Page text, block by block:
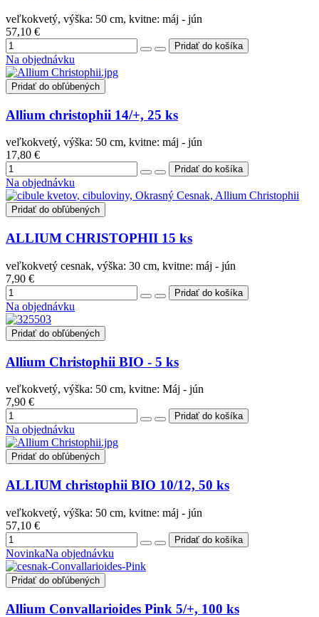
veľkokvetý, výška: 50 cm, kvitne: máj - jún
57,10 €
Na objednávku
Pridať do obľúbených
Allium christophii 14/+, 25 ks
veľkokvetý, výška: 50 cm, kvitne: máj - jún
17,80 €
Na objednávku
Pridať do obľúbených
ALLIUM CHRISTOPHII 15 ks
veľkokvetý cesnak, výška: 30 cm, kvitne: máj - jún
7,90 €
Na objednávku
Pridať do obľúbených
Allium Christophii BIO - 5 ks
veľkokvetý, výška: 50 cm, kvitne: Máj - jún
7,90 €
Na objednávku
Pridať do obľúbených
ALLIUM christophii BIO 10/12, 50 ks
veľkokvetý, výška: 50 cm, kvitne: máj - jún
57,10 €
NovinkaNa objednávku
Pridať do obľúbených
Allium Convallarioides Pink 5/+, 100 ks